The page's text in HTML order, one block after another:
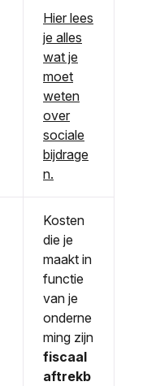
Hier lees
je alles
wat je
moet
weten
over
sociale
bijdrage
n.
Kosten
die je
maakt in
functie
van je
onderne
ming zijn
fiscaal
aftrekb